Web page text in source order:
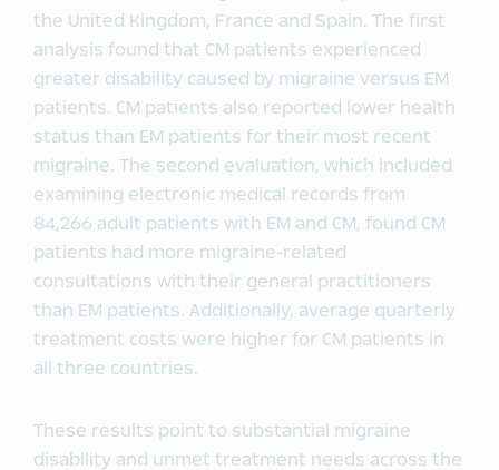
the United Kingdom, France and Spain. The first
analysis found that CM patients experienced
greater disability caused by migraine versus EM
patients. CM patients also reported lower health
status than EM patients for their most recent
migraine. The second evaluation, which included
examining electronic medical records from
84,266 adult patients with EM and CM, found CM
patients had more migraine-related
consultations with their general practitioners
than EM patients. Additionally, average quarterly
treatment costs were higher for CM patients in
all three countries.
These results point to substantial migraine
disability and unmet treatment needs across the